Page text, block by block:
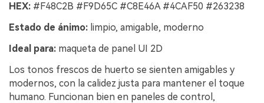
HEX: #F48C2B #F9D65C #C8E46A #4CAF50 #263238
Estado de ánimo: limpio, amigable, moderno
Ideal para: maqueta de panel UI 2D
Los tonos frescos de huerto se sienten amigables y
modernos, con la calidez justa para mantener el toque
humano. Funcionan bien en paneles de control,